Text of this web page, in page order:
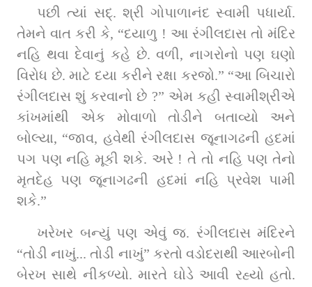
પછી ત્યાં સદ્‌. શ્રી ગોપાળાનંદ સ્વામી પધાર્યા.
તેમને વાત કરી કે, “દયાળુ ! આ રંગીલદાસ તો મંદિર
નહિ થવા દેવાનું કહે છે. વળી, નાગરોનો પણ ઘણો
વિરોધ છે. માટે દયા કરીને રક્ષા કરજો.” “આ બિચારો
રંગીલદાસ શું કરવાનો છે ?” એમ કહી સ્વામીશ્રીએ
કાંખમાંથી એક મોવાળો તોડીને બતાવ્યો અને
બોલ્યા, “જાવ, હવેથી રંગીલદાસ જૂનાગઢની હદમાં
પગ પણ નહિ મૂકી શકે. અરે ! તે તો નહિ પણ તેનો
મૃતદેહ પણ જૂનાગઢની હદમાં નહિ પ્રવેશ પામી
શકે.”
ખરેખર બન્યું પણ એવું જ. રંગીલદાસ મંદિરને
“તોડી નાખું... તોડી નાખું” કરતો વડોદરાથી આરબોની
બેરખ સાથે નીકળ્યો. મારતે ઘોડે આવી રહ્યો હતો.